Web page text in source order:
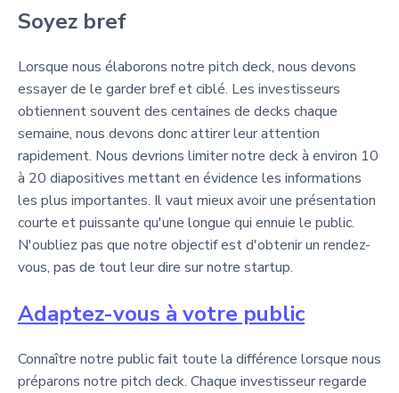
Soyez bref
Lorsque nous élaborons notre pitch deck, nous devons
essayer de le garder bref et ciblé. Les investisseurs
obtiennent souvent des centaines de decks chaque
semaine, nous devons donc attirer leur attention
rapidement. Nous devrions limiter notre deck à environ 10
à 20 diapositives mettant en évidence les informations
les plus importantes. Il vaut mieux avoir une présentation
courte et puissante qu'une longue qui ennuie le public.
N'oubliez pas que notre objectif est d'obtenir un rendez-
vous, pas de tout leur dire sur notre startup.
Adaptez-vous à votre public
Connaître notre public fait toute la différence lorsque nous
préparons notre pitch deck. Chaque investisseur regarde